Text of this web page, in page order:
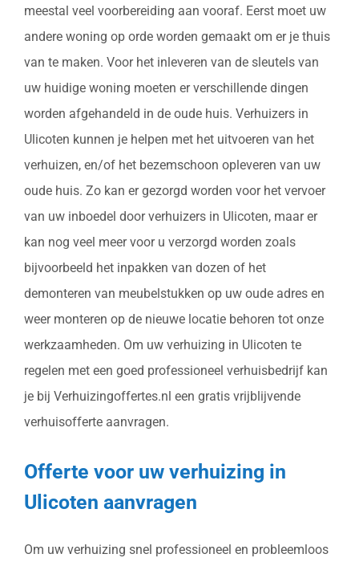
meestal veel voorbereiding aan vooraf. Eerst moet uw
andere woning op orde worden gemaakt om er je thuis
van te maken. Voor het inleveren van de sleutels van
uw huidige woning moeten er verschillende dingen
worden afgehandeld in de oude huis. Verhuizers in
Ulicoten kunnen je helpen met het uitvoeren van het
verhuizen, en/of het bezemschoon opleveren van uw
oude huis. Zo kan er gezorgd worden voor het vervoer
van uw inboedel door verhuizers in Ulicoten, maar er
kan nog veel meer voor u verzorgd worden zoals
bijvoorbeeld het inpakken van dozen of het
demonteren van meubelstukken op uw oude adres en
weer monteren op de nieuwe locatie behoren tot onze
werkzaamheden. Om uw verhuizing in Ulicoten te
regelen met een goed professioneel verhuisbedrijf kan
je bij Verhuizingoffertes.nl een gratis vrijblijvende
verhuisofferte aanvragen.
Offerte voor uw verhuizing in
Ulicoten aanvragen
Om uw verhuizing snel professioneel en probleemloos